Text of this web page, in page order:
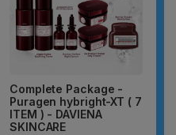
Complete Package -
Puragen hybright-XT ( 7
ITEM ) - DAVIENA
SKINCARE